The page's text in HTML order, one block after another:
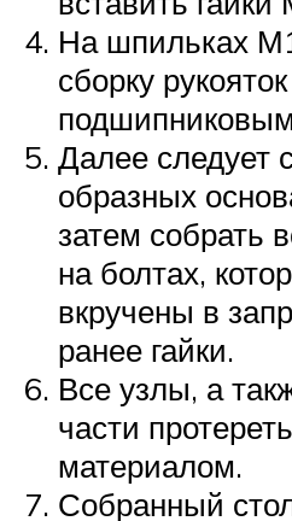
На шпильках
сборку
Далее следует
образных
затем собрать
на болтах,
вкручены в
ранее гайки.
Все узлы, а
части
материалом.
Собранный